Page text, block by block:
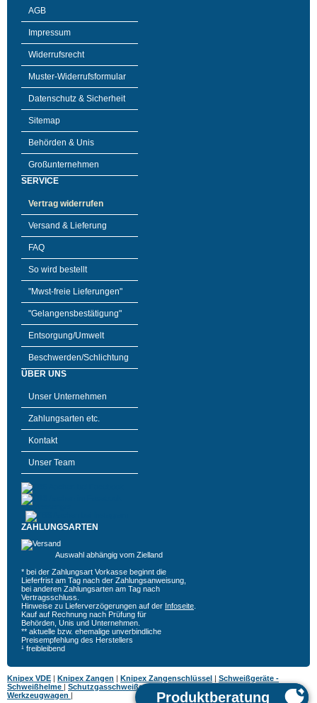
AGB
Impressum
Widerrufsrecht
Muster-Widerrufsformular
Datenschutz & Sicherheit
Sitemap
Behörden & Unis
Großunternehmen
SERVICE
Vertrag widerrufen
Versand & Lieferung
FAQ
So wird bestellt
"Mwst-freie Lieferungen"
"Gelangensbestätigung"
Entsorgung/Umwelt
Beschwerden/Schlichtung
ÜBER UNS
Unser Unternehmen
Zahlungsarten etc.
Kontakt
Unser Team
ZAHLUNGSARTEN
Auswahl abhängig vom Zielland
* bei der Zahlungsart Vorkasse beginnt die
Lieferfrist am Tag nach der Zahlungsanweisung,
bei anderen Zahlungsarten am Tag nach
Vertragsschluss.
Hinweise zu Lieferverzögerungen auf der Infoseite
Kauf auf Rechnung nach Prüfung für
Behörden, Unis und Unternehmen.
** aktuelle bzw. ehemalige unverbindliche
Preisempfehlung des Herstellers
¹ freibleibend
Knipex VDE | Knipex Zangen | Knipex Zangenschlüssel | Schweißgeräte -
Schweißhelme | Schutzgasschweißgeräte
Werkzeugwagen |